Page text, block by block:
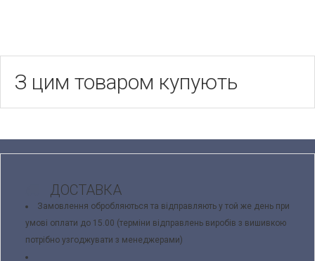
З цим товаром купують
ДОСТАВКА
Замовлення обробляються та відправляють у той же день при
умові оплати до 15.00 (терміни відправлень виробів з вишивкою
потрібно узгоджувати з менеджерами)